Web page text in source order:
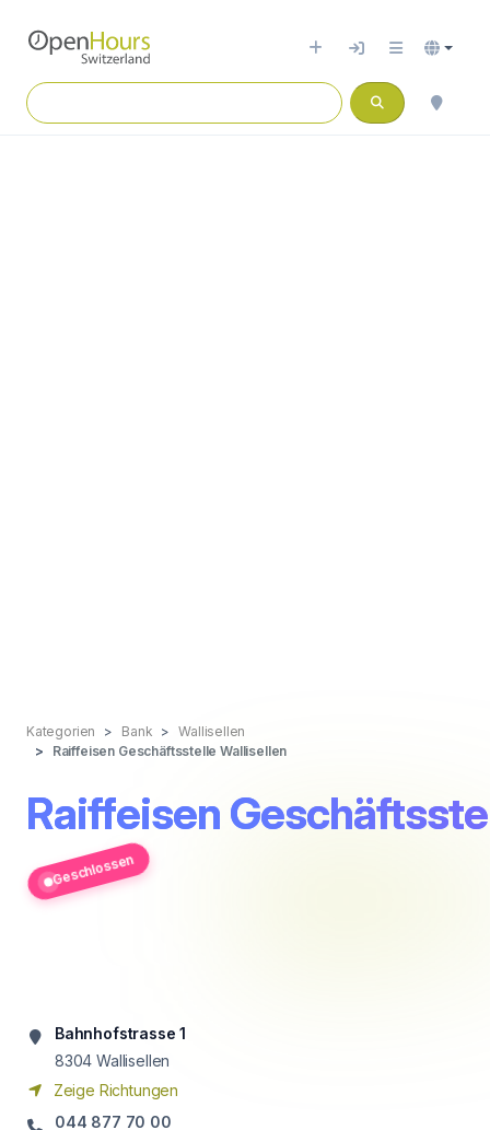
Kategorien Bank
Wallisellen
Raiffeisen Geschäftsstelle Wallisellen
Raiffeisen
Geschlossen
Bahnhofstrasse 1
8304 Wallisellen
Zeige Richtungen
044 877 70 00